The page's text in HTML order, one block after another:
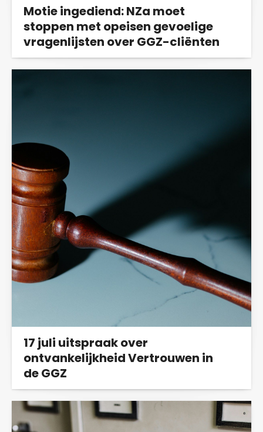
Motie ingediend: NZa moet
stoppen met opeisen gevoelige
vragenlijsten over GGZ-cliënten
17 juli uitspraak over
ontvankelijkheid Vertrouwen in
de GGZ
2024 een uitspraak doen over de...